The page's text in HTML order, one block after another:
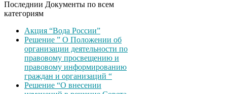
Последнии Документы по всем
категориям
Акция “Вода России”
Решение ” О Положении об
организации деятельности по
правовому просвещению и
правовому информированию
граждан и организаций “
Решение “О внесении